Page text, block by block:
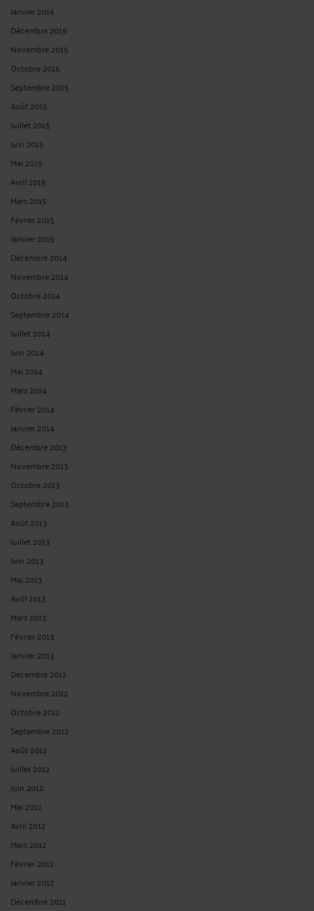
Janvier 2016
Décembre 2015
Novembre 2015
Octobre 2015
Septembre 2015
Août 2015
Juillet 2015
Juin 2015
Mai 2015
Avril 2015
Mars 2015
Février 2015
Janvier 2015
Décembre 2014
Novembre 2014
Octobre 2014
Septembre 2014
Juillet 2014
Juin 2014
Mai 2014
Mars 2014
Février 2014
Janvier 2014
Décembre 2013
Novembre 2013
Octobre 2013
Septembre 2013
Août 2013
Juillet 2013
Juin 2013
Mai 2013
Avril 2013
Mars 2013
Février 2013
Janvier 2013
Décembre 2012
Novembre 2012
Octobre 2012
Septembre 2012
Août 2012
Juillet 2012
Juin 2012
Mai 2012
Avril 2012
Mars 2012
Février 2012
Janvier 2012
Décembre 2011